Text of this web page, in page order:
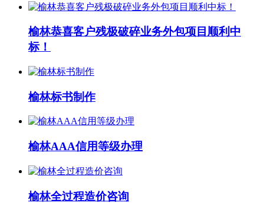
榆林恭喜客户残极破碎业务外包项目顺利中
标！
榆林标书制作
榆林AAA信用等级办理
榆林全过程造价咨询